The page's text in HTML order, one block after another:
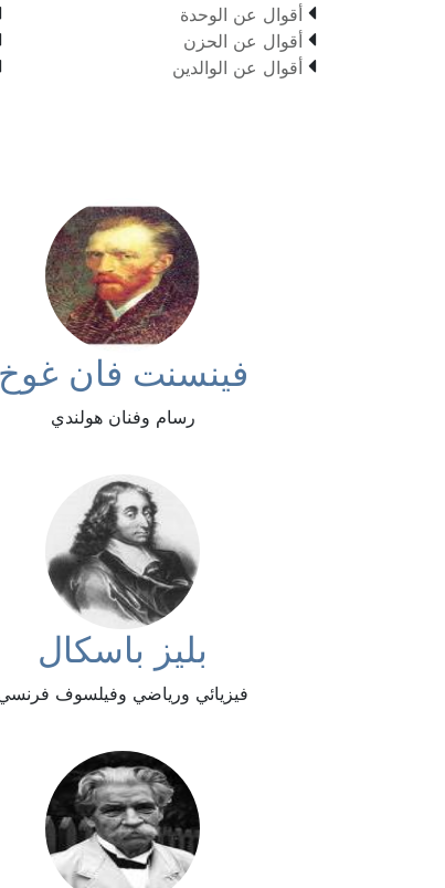
 أقوال عن الوحدة
 أقوال عن الحزن
 أقوال عن الوالدين
فينسنت فان غوخ
رسام وفنان هولندي
بليز باسكال
فيزيائي ورياضي وفيلسوف